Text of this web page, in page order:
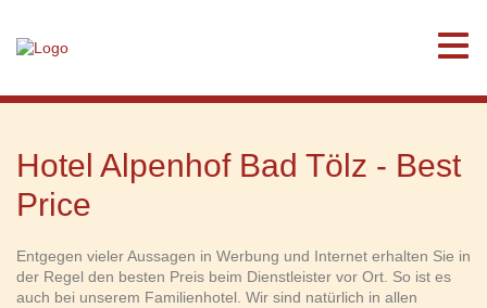
Hotel Alpenhof Bad Tölz - Best
Price
Entgegen vieler Aussagen in Werbung und Internet erhalten Sie in
der Regel den besten Preis beim Dienstleister vor Ort. So ist es
auch bei unserem Familienhotel. Wir sind natürlich in allen